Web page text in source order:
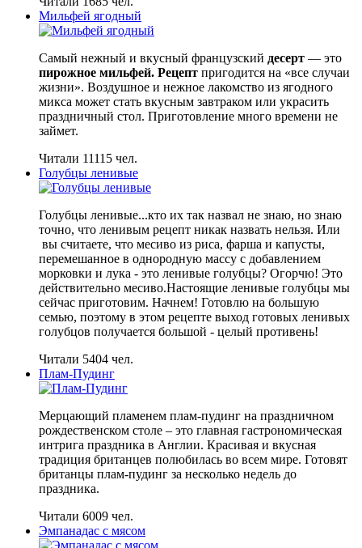
Мильфей ягодный
Самый нежный и вкусный французский десерт — это
пирожное мильфей. Рецепт пригодится на «все случаи
жизни». Воздушное и нежное лакомство из ягодного
микса может стать вкусным завтраком или украсить
праздничный стол. Приготовление много времени не
займет.
Читали 11115 чел.
Голубцы ленивые
Голубцы ленивые...кто их так назвал не знаю, но знаю
точно, что ленивым рецепт никак назвать нельзя. Или
вы считаете, что месиво из риса, фарша и капусты,
перемешанное в однородную массу с добавлением
морковки и лука - это ленивые голубцы? Огорчю! Это
действительно месиво.Настоящие ленивые голубцы мы
сейчас приготовим. Начнем! Готовлю на большую
семью, поэтому в этом рецепте выход готовых ленивых
голубцов получается большой - целый противень!
Читали 5404 чел.
Плам-Пудинг
Мерцающий пламенем плам-пудинг на праздничном
рождественском столе – это главная гастрономическая
интрига праздника в Англии. Красивая и вкусная
традиция британцев полюбилась во всем мире. Готовят
британцы плам-пудинг за несколько недель до
праздника.
Читали 6009 чел.
Эмпанадас с мясом